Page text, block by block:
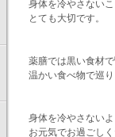
身体を冷やさない
とても大切です。
薬膳では黒い食材
温かい食べ物で巡
身体を冷やさない
お元気でお過ごし